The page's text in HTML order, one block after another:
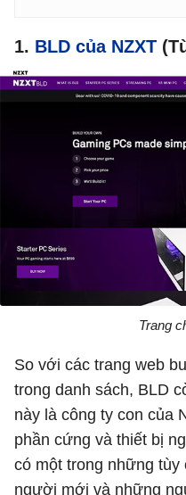
1. BLD của NZXT
Trang
So với các trang web
trong danh sách, BLD
này là công ty con của
phần cứng và thiết bị
có một trong những tùy
người mới và những